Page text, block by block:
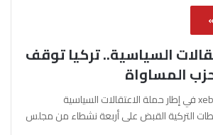
السياسية.. تركيا توقف
آفرين علو ـ xeber24.net في إطار حملة الاعتقالات السياسية
التركية القبض على أربعة نشطاء من مجلس